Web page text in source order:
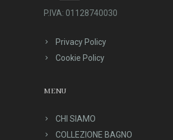
P.IVA: 01128740030
Privacy Policy
Cookie Policy
MENU
CHI SIAMO
COLLEZIONE BAGNO